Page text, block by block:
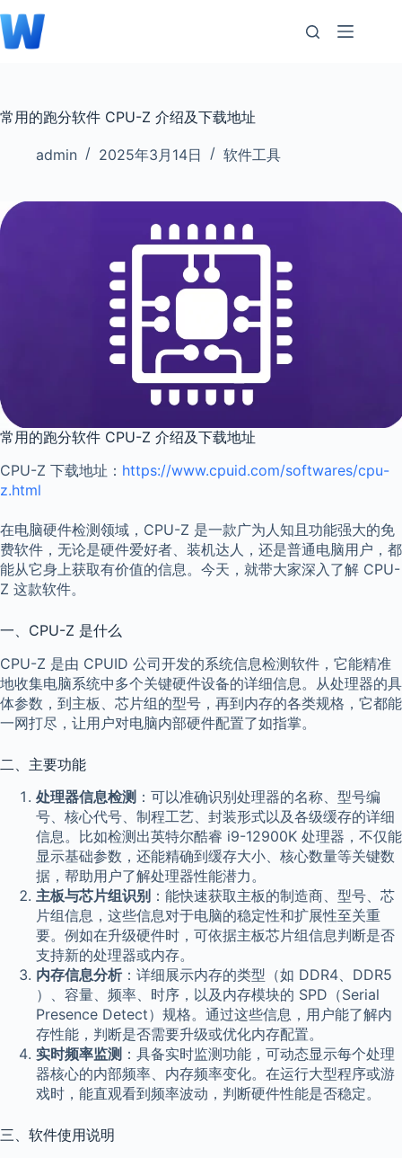
至
内
常用的跑分软件 CPU-Z 介绍及下载地址
admin 2025年3月14日 软件工具
常用的跑分软件 CPU-Z 介绍及下载地址
CPU-Z 下载地址： https://www.cpuid.com/softwares/cpu-
z.html
在电脑硬件检测领域，CPU-Z 是一款广为人知且功能强大的免
费软件，无论是硬件爱好者、装机达人，还是普通电脑用户，都
能从它身上获取有价值的信息。今天，就带大家深入了解 CPU-
Z 这款软件。
一、CPU-Z 是什么
CPU-Z 是由 CPUID 公司开发的系统信息检测软件，它能精准
地收集电脑系统中多个关键硬件设备的详细信息。从处理器的具
体参数，到主板、芯片组的型号，再到内存的各类规格，它都能
一网打尽，让用户对电脑内部硬件配置了如指掌。
二、主要功能
处理器信息检测 ：可以准确识别处理器的名称、型号编
号、核心代号、制程工艺、封装形式以及各级缓存的详细
信息。比如检测出英特尔酷睿 i9-12900K 处理器，不仅能
显示基础参数，还能精确到缓存大小、核心数量等关键数
据，帮助用户了解处理器性能潜力。
主板与芯片组识别 ：能快速获取主板的制造商、型号、芯
片组信息，这些信息对于电脑的稳定性和扩展性至关重
要。例如在升级硬件时，可依据主板芯片组信息判断是否
支持新的处理器或内存。
内存信息分析：详细展示内存的类型（如 DDR4、DDR5
）、容量、频率、时序，以及内存模块的 SPD（Serial
Presence Detect）规格。通过这些信息，用户能了解内
存性能，判断是否需要升级或优化内存配置。
实时频率监测 ：具备实时监测功能，可动态显示每个处理
器核心的内部频率、内存频率变化。在运行大型程序或游
戏时，能直观看到频率波动，判断硬件性能是否稳定。
三、软件使用说明